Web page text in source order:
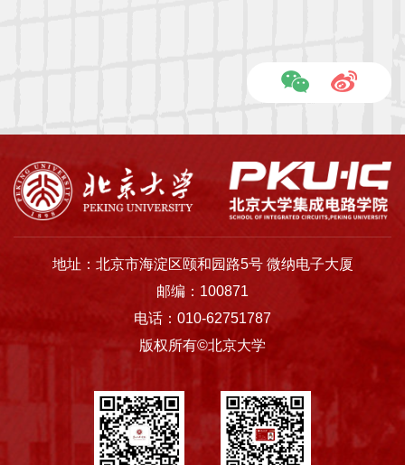
地址：北京市海淀区颐和园路5号 微纳电子大厦
邮编：100871
电话：010-62751787
版权所有©北京大学